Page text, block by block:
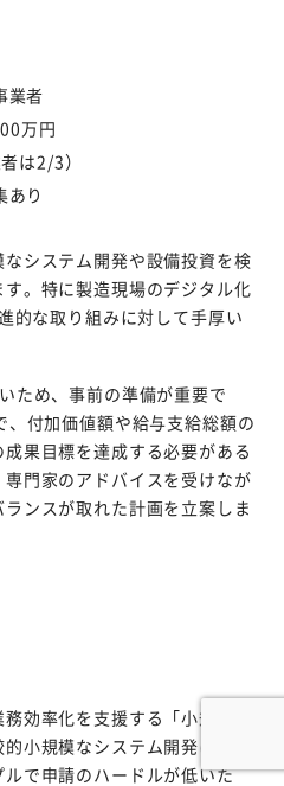
業者
万円
は2/3）
あり
システム開発や設備投資を検
。特に製造現場のデジタル化
的な取り組みに対して手厚い
ため、事前の準備が重要で
付加価値額や給与支給総額の
果目標を達成する必要がある
門家のアドバイスを受けなが
ンスが取れた計画を立案しま
効率化を支援する「小規模事
小規模なシステム開発に最適
で申請のハードルが低いた